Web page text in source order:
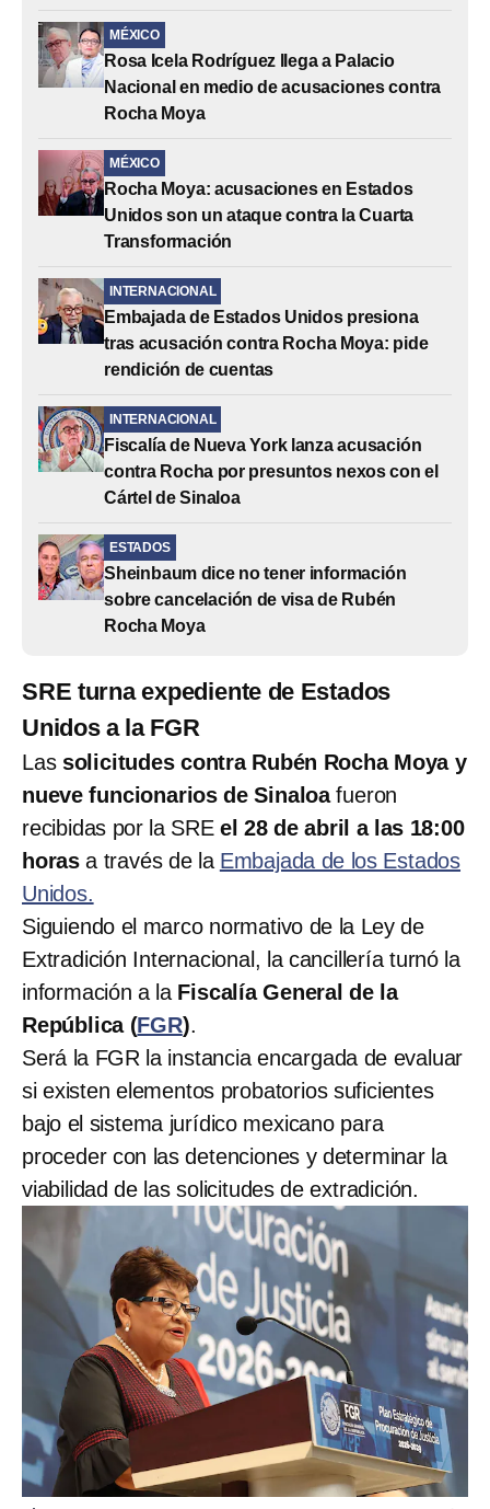
MÉXICO
Rosa Icela Rodríguez llega a Palacio
Nacional en medio de acusaciones contra
Rocha Moya
MÉXICO
Rocha Moya: acusaciones en Estados
Unidos son un ataque contra la Cuarta
Transformación
INTERNACIONAL
Embajada de Estados Unidos presiona
tras acusación contra Rocha Moya: pide
rendición de cuentas
INTERNACIONAL
Fiscalía de Nueva York lanza acusación
contra Rocha por presuntos nexos con el
Cártel de Sinaloa
ESTADOS
Sheinbaum dice no tener información
sobre cancelación de visa de Rubén
Rocha Moya
SRE turna expediente de Estados
Unidos a la FGR
Las solicitudes contra Rubén Rocha Moya y
nueve funcionarios de Sinaloafueron
recibidas por la SREel 28 de abril a las 18:00
horas a través de la Embajada de los Estados
Unidos.
Siguiendo el marco normativo de la Ley de
Extradición Internacional, la cancillería turnó la
información a la Fiscalía General de la
República (FGR).
Será la FGR la instancia encargada de evaluar
si existen elementos probatorios suficientes
bajo el sistema jurídico mexicano para
proceder con las detenciones y determinar la
viabilidad de las solicitudes de extradición.